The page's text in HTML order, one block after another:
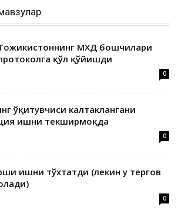
Тожикистоннинг МХДҚ бошчилари
қўл қўйишди
0
ўқитувчиси калтаклангани
ишни текширмоқда
0
ишни тўхтатди (лекин у тергов
0